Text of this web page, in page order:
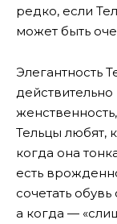
редко, если
может быть
Элегантность
Тельцы любят,
когда она
есть
сочетать
а когда —